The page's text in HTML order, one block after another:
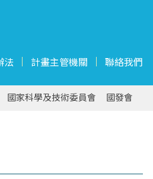
法 計畫主管機關 聯絡我們
國家科學及技術委員會 國發會